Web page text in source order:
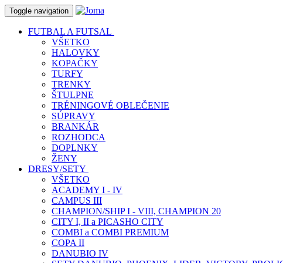
Toggle navigation
FUTBAL A FUTSAL
VŠETKO
HALOVKY
KOPAČKY
TURFY
TRENKY
ŠTULPNE
TRÉNINGOVÉ OBLEČENIE
SÚPRAVY
BRANKÁR
ROZHODCA
DOPLNKY
ŽENY
DRESY/SETY
VŠETKO
ACADEMY I - IV
CAMPUS III
CHAMPION/SHIP I - VIII, CHAMPION 20
CITY I, II a PICASHO CITY
COMBI a COMBI PREMIUM
COPA II
DANUBIO IV